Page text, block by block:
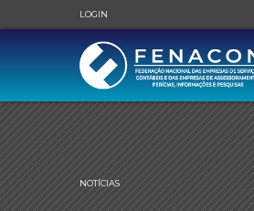
LOGIN
NOTÍCIAS